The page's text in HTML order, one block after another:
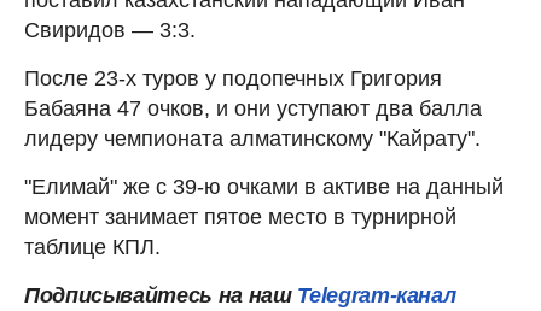
Свиридов — 3:3.
После 23-х туров у подопечных Григория
Бабаяна 47 очков, и они уступают два балла
лидеру чемпионата алматинскому "Кайрату".
"Елимай" же с 39-ю очками в активе на данный
момент занимает пятое место в турнирной
таблице КПЛ.
Подписывайтесь на наш Telegram-канал